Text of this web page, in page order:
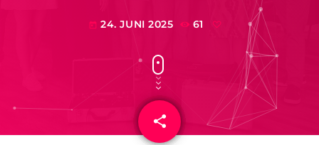
today 24. JUNI 2025 61
share
email